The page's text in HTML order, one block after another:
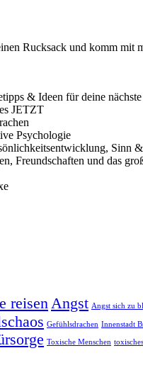
Rucksack und komm mit
& Ideen für deine
JETZT
Psychologie
Sinn
Freundschaften und das
reisenAngst Angst sich zu
Gefühlsdrachen Innenstadt
Toxische Menschen